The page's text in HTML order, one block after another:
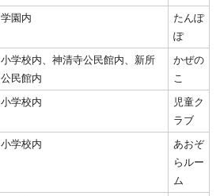
学園内
たんぽ
ぽ
小学校内、神清寺公民館内、新所
公民館内
かぜの
こ
小学校内
児童ク
ラブ
小学校内
あおぞ
らルー
ム